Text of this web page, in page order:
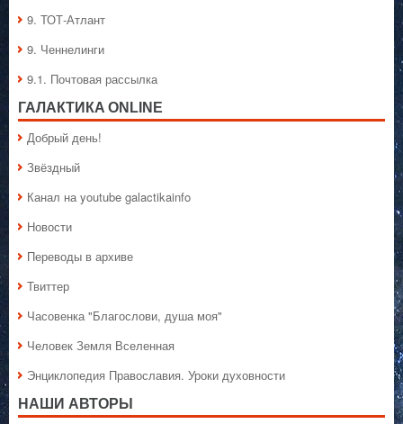
9. ТОТ-Атлант
9. Ченнелинги
9.1. Почтовая рассылка
ГАЛАКТИКA ONLINE
Добрый день!
Звёздный
Канал на youtube galactikainfo
Новости
Переводы в архиве
Твиттер
Часовенка "Благослови, душа моя"
Человек Земля Вселенная
Энциклопедия Православия. Уроки духовности
НАШИ АВТОРЫ